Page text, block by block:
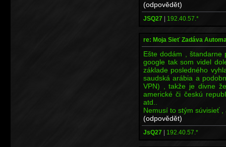
(odpovědět)
JSQ27 | 192.40.57.*
re: Moja Sieť Zadáva
Ešte dodám , štandarne
google tak som videl
základe posledného
saudská arábia a
VPN) , takže je divne
americké či českú
atd..
Nemusí to stým súvisieť ,
(odpovědět)
JsQ27 | 192.40.57.*